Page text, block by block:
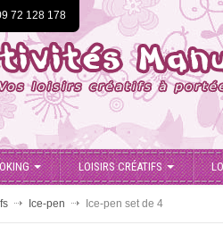
72 128 178
LOISIRS CRÉATIFS
Ice-pen Ice-pen set de 4